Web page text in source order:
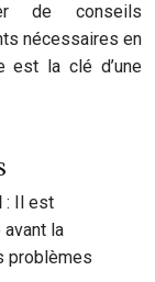
de conseils
nécessaires en
est la clé d’une
: Il est
la
problèmes